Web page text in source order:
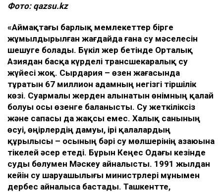
Фото: qazsu.kz
«Аймақтағы барлық мемлекеттер бірге
жұмылдырылған жағдайда ғана су мәселесін
шешуге болады. Бүкіл жер бетінде Орталық
Азиядан басқа күрделі трансшекаралық су
жүйесі жоқ. Сырдария – өзен жағасында
тұратын 67 миллион адамның негізгі тіршілік
көзі. Суармалы жерден алынатын өнімның қалай
болуы осы өзенге баланысты. Су жеткіліксіз
және сапасы да жақсы емес. Халық санының
өсуі, өңірлердің дамуы, ірі қалалардың
құрылысы – осының бәрі су мөлшерінің азаюына
тікелей әсер етеді. Бұрын Кеңес Одағы кезінде
суды бөлумен Мәскеу айналысты. 1991 жылдан
кейін су шаруашылығы министрлері мұнымен
дербес айналыса бастады. Ташкентте,